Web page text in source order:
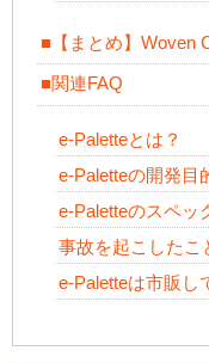
■【まとめ】Woven
■関連FAQ
e-Paletteとは？
e-Paletteの開発目
e-Paletteのスペッ
事故を起こしたこ
e-Paletteは市販し